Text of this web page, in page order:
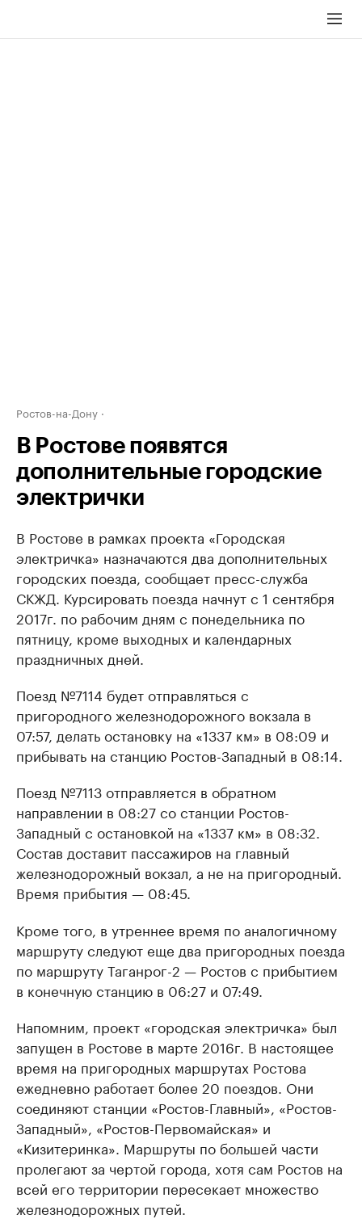
Ростов-на-Дону
В Ростове появятся
дополнительные городские
электрички
В Ростове в рамках проекта «Городская
электричка» назначаются два дополнительных
городских поезда, сообщает пресс-служба
СКЖД. Курсировать поезда начнут с 1 сентября
2017г. по рабочим дням с понедельника по
пятницу, кроме выходных и календарных
праздничных дней.
Поезд №7114 будет отправляться с
пригородного железнодорожного вокзала в
07:57, делать остановку на «1337 км» в 08:09 и
прибывать на станцию Ростов-Западный в 08:14.
Поезд №7113 отправляется в обратном
направлении в 08:27 со станции Ростов-
Западный с остановкой на «1337 км» в 08:32.
Состав доставит пассажиров на главный
железнодорожный вокзал, а не на пригородный.
Время прибытия — 08:45.
Кроме того, в утреннее время по аналогичному
маршруту следуют еще два пригородных поезда
по маршруту Таганрог-2 — Ростов с прибытием
в конечную станцию в 06:27 и 07:49.
Напомним, проект «городская электричка» был
запущен в Ростове в марте 2016г. В настоящее
время на пригородных маршрутах Ростова
ежедневно работает более 20 поездов. Они
соединяют станции «Ростов-Главный», «Ростов-
Западный», «Ростов-Первомайская» и
«Кизитеринка». Маршруты по большей части
пролегают за чертой города, хотя сам Ростов на
всей его территории пересекает множество
железнодорожных путей.